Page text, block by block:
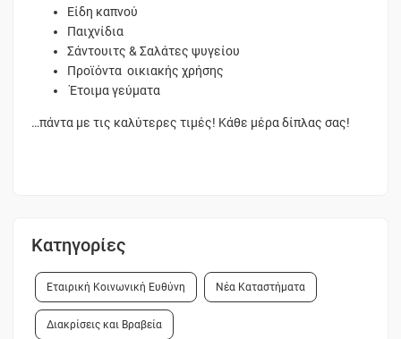
Είδη καπνού
Παιχνίδια
Σάντουιτς & Σαλάτες ψυγείου
Προϊόντα οικιακής χρήσης
Έτοιμα γεύματα
…πάντα με τις καλύτερες τιμές! Κάθε μέρα δίπλας σας!
Κατηγορίες
Εταιρική Κοινωνική Ευθύνη Νέα Καταστήματα
Διακρίσεις και Βραβεία